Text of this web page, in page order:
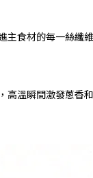
主食材的每一絲纖
高溫瞬間激發蔥香